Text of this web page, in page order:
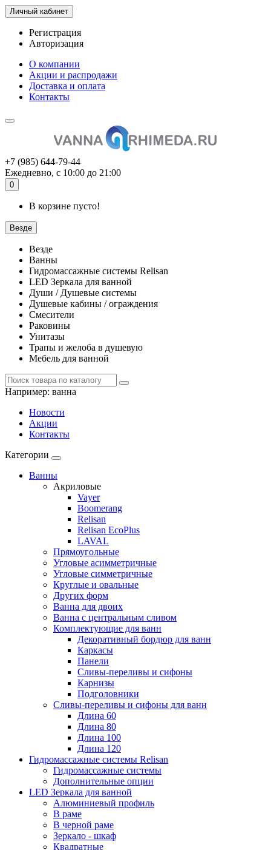
Личный кабинет
Регистрация
Авторизация
О компании
Акции и распродажи
Доставка и оплата
Контакты
+7 (985) 644-79-44
Ежедневно, с 10:00 до 21:00
0
В корзине пусто!
Везде
Везде
Ванны
Гидромассажные системы Relisan
LED Зеркала для ванной
Души / Душевые системы
Душевые кабины / ограждения
Смесители
Раковины
Унитазы
Трапы и желоба в душевую
Мебель для ванной
Например: ванна
Новости
Акции
Контакты
Категории
Ванны
Акриловые
Vayer
Boomerang
Relisan
Relisan EcoPlus
LAVAL
Прямоугольные
Угловые асимметричные
Угловые симметричные
Круглые и овальные
Других форм
Ванна для двоих
Ванна с центральным сливом
Комплектующие для ванн
Декоративный бордюр для ванн
Каркасы
Панели
Сливы-переливы и сифоны
Карнизы
Подголовники
Сливы-переливы и сифоны для ванн
Длина 60
Длина 80
Длина 100
Длина 120
Гидромассажные системы Relisan
Гидромассажные системы
Дополнительные опции
LED Зеркала для ванной
Алюминиевый профиль
В раме
В черной раме
Зеркало - шкаф
Квадратные